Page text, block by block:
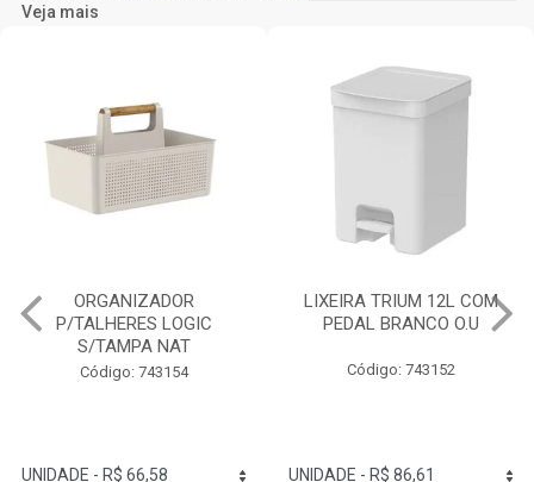
Veja mais
LIXEIRA TRIUM 12L COM
PEDAL BRANCO O.U
Código: 743152
ESCORREDOR LOUÇAS
TRIUM COMPACT BRANCO
Código: 743125